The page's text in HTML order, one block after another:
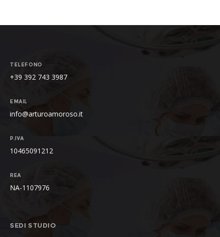
TELEFONO
+39 392 743 3987
EMAIL
info@arturoamoroso.it
P.IVA
10465091212
REA
NA-1107976
SEDI STUDIO